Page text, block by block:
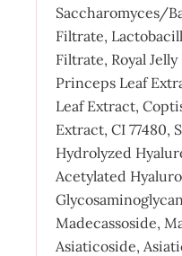
Saccharomyces/
Filtrate,
Filtrate, Royal
Princeps Leaf
Leaf Extract,
Extract, CI 77480,
Hydrolyzed
Acetylated
Madecassoside,
Asiaticoside,